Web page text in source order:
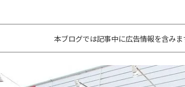
本ブログでは記事中に広告情報を含みま